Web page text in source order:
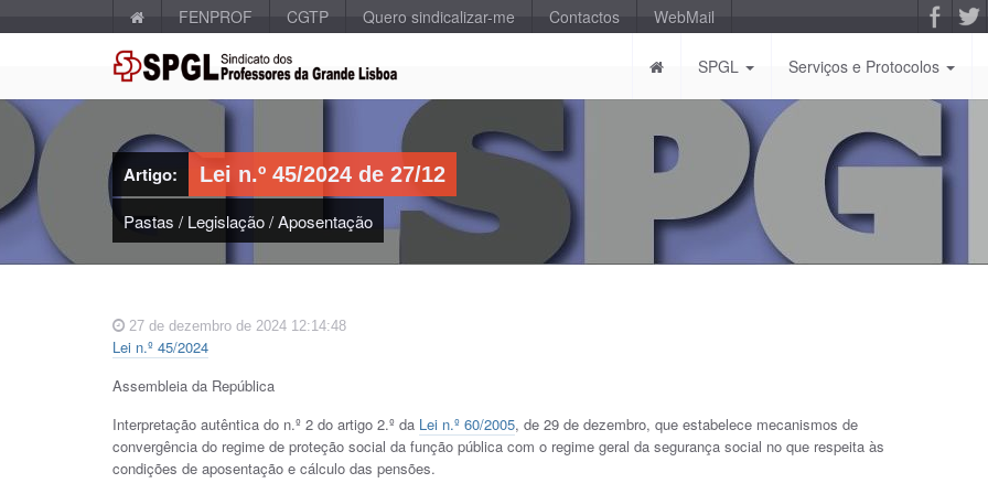
FENPROF CGTP Quero sindicalizar-me Contactos WebMail
SPGL Serviços e Protocolos
Artigo: Lei n.º 45/2024 de 27/12
Pastas / Legislação/Aposentação
27 de dezembro de 2024 12:14:48
Lei n.º 45/2024
Assembleia da República
Interpretação autêntica do n.º 2 do artigo 2.º da Lei n.º 60/2005, de 29 de dezembro, que estabelece mecanismos de
convergência do regime de proteção social da função pública com o regime geral da segurança social no que respeita às
condições de aposentação e cálculo das pensões.